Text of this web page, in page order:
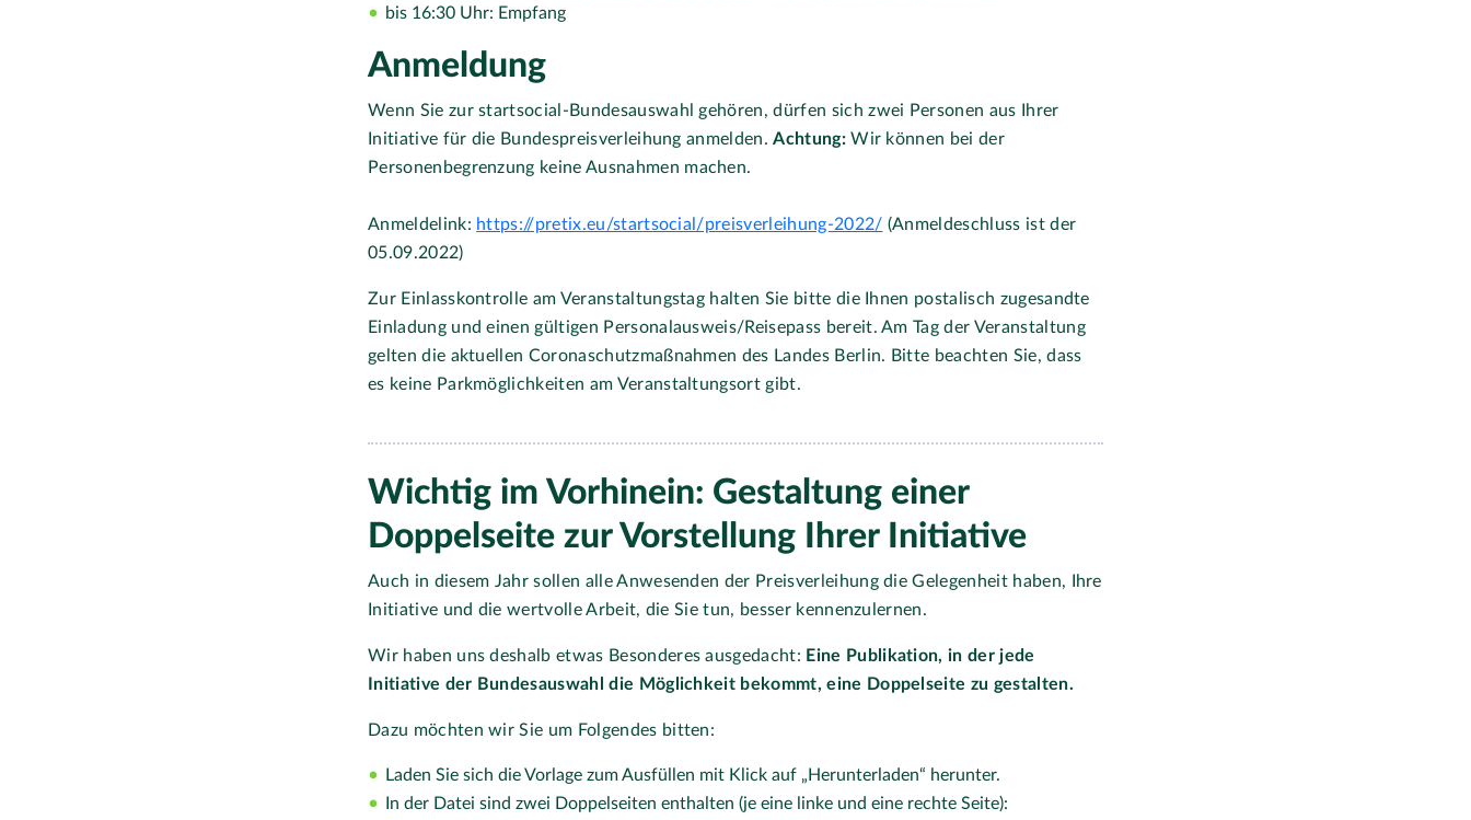
bis 16:30 Uhr: Empfang
Anmeldung
Wenn Sie zur startsocial-Bundesauswahl gehören, dürfen sich zwei Personen aus Ihrer
Initiative für die Bundespreisverleihung anmelden.Achtung:Wir können bei der
Personenbegrenzung keine Ausnahmen machen.
Anmeldelink: https://pretix.eu/startsocial/preisverleihung-2022/ (Anmeldeschluss ist der
05.09.2022)
Zur Einlasskontrolle am Veranstaltungstag halten Sie bitte die Ihnen postalisch zugesandte
Einladung und einen gültigen Personalausweis/Reisepass bereit. Am Tag der Veranstaltung
gelten die aktuellen Coronaschutzmaßnahmen des Landes Berlin. Bitte beachten Sie, dass
es keine Parkmöglichkeiten am Veranstaltungsort gibt.
Wichtig im Vorhinein: Gestaltung einer
Doppelseite zur Vorstellung Ihrer Initiative
Auch in diesem Jahr sollen alle Anwesenden der Preisverleihung die Gelegenheit haben, Ihre
Initiative und die wertvolle Arbeit, die Sie tun, besser kennenzulernen.
Wir haben uns deshalb etwas Besonderes ausgedacht: Eine Publikation, in der jede
Initiative der Bundesauswahl die Möglichkeit bekommt, eine Doppelseite zu gestalten.
Dazu möchten wir Sie um Folgendes bitten:
Laden Sie sich die Vorlage zum Ausfüllen mit Klick auf „Herunterladen“ herunter.
In der Datei sind zwei Doppelseiten enthalten (je eine linke und eine rechte Seite):